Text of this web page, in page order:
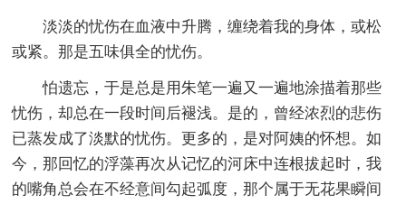
淡淡的忧伤在血液中升腾，缠绕着我的身体，或松
或紧。那是五味俱全的忧伤。
怕遗忘，于是总是用朱笔一遍又一遍地涂描着那些
忧伤，却总在一段时间后褪浅。是的，曾经浓烈的悲伤
已蒸发成了淡默的忧伤。更多的，是对阿姨的怀想。如
今，那回忆的浮藻再次从记忆的河床中连根拔起时，我
的嘴角总会在不经意间勾起弧度，那个属于无花果瞬间